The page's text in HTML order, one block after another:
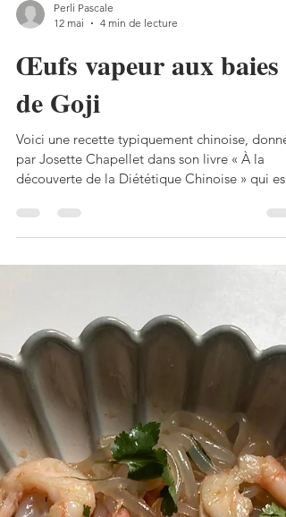
Œufs vapeur aux baies
de Goji
Voici une recette typiquement chinoise,
par Josette Chapellet dans son livre « À la
découverte de la Diététique Chinoise » qui est
parfaite en cas de vide de Sang, mais aussi au
printemps. J’ai vu passer beaucoup de recettes
chinoises d’œufs cuits à la vapeur, sur les
réseaux sociaux, mais j’avoue que celle-ci, plus